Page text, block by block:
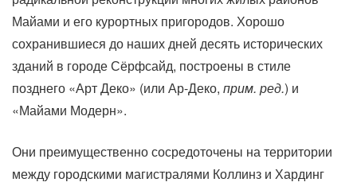
Майами и его курортных пригородов. Хорошо
сохранившиеся до наших дней десять исторических
зданий в городе Сёрфсайд, построены в стиле
позднего «Арт Деко» (или Ар-Деко, прим. ред.) и
«Майами Модерн».
Они преимущественно сосредоточены на территории
между городскими магистралями Коллинз и Хардинг